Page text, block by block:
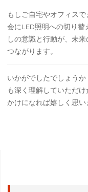
もしご自宅やオフィス
会にLED照明への切り
しの意識と行動が、未
つながります。
いかがでしたでしょう
も深く理解していただ
かけになれば嬉しく思い